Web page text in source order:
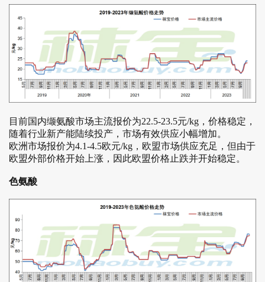
目前国内缬氨酸市场主流报价为22.5-23.5元/kg，价格稳定，
随着行业新产能陆续投产，市场有效供应小幅增加。
欧洲市场报价为4.1-4.5欧元/kg，欧盟市场供应充足，但由于
欧盟外部价格开始上涨，因此欧盟价格止跌并开始稳定。
色氨酸